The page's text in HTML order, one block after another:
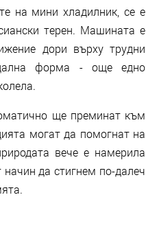
на мини хладилник, се е
терен. Машината е
дори върху трудни
форма - още едно
ще преминат към
могат да помогнат на
вече е намерила
да стигнем по-далеч